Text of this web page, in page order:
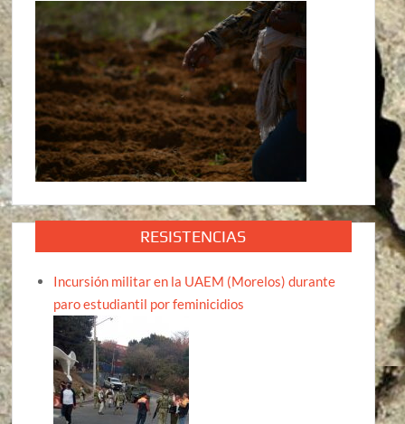
RESISTENCIAS
Incursión militar en la UAEM (Morelos) durante
paro estudiantil por feminicidios